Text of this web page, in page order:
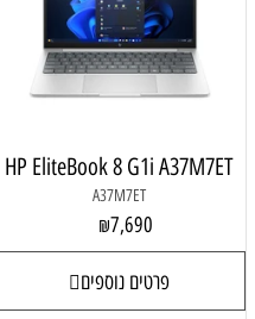
HP EliteBook 8 G1i A37M7ET
A37M7ET
₪7,690
פרטים נוספים